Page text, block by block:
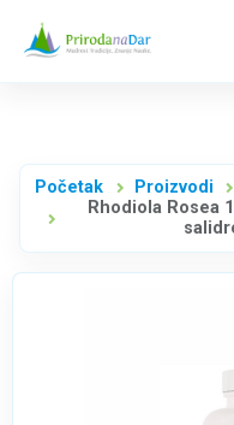
Početak Proizvodi
Rhodiola Rosea